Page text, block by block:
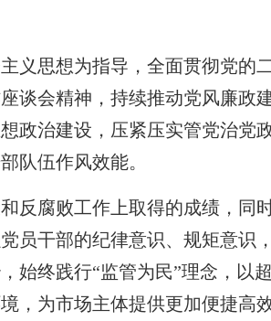
义思想为指导，全面贯彻党的
谈会精神，持续推动党风廉政
政治建设，压紧压实管党治党
队伍作风效能。
反腐败工作上取得的成绩，同
员干部的纪律意识、规矩意识
始终践行“监管为民”理念，以
，为市场主体提供更加便捷高